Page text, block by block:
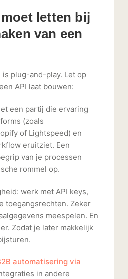
letten bij
van een
plug-and-play. Let op
API laat bouwen:
een partij die ervaring
(zoals
of Lightspeed) en
eruitziet. Een
van je processen
rommel op.
werk met API keys,
toegangsrechten. Zeker
meespelen. En
Zodat je later makkelijk
automatisering via
in andere